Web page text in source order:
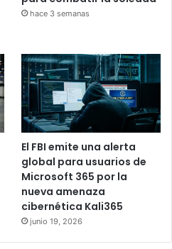
hace 3 semanas
El FBI emite una alerta
global para usuarios de
Microsoft 365 por la
nueva amenaza
cibernética Kali365
junio 19, 2026